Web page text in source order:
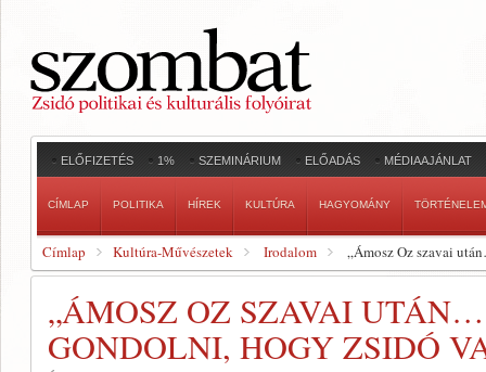
ELŐFIZETÉS 1% SZEMINÁRIUM ELŐADÁS MÉDIAAJÁNLAT
CÍMLAP POLITIKA HÍREK KULTÚRA HAGYOMÁNY
Címlap Kultúra-Művészetek Irodalom „Ámosz Oz szavai
„ÁMOSZ OZ SZAVAI
GONDOLNI, HOGY ZSIDÓ